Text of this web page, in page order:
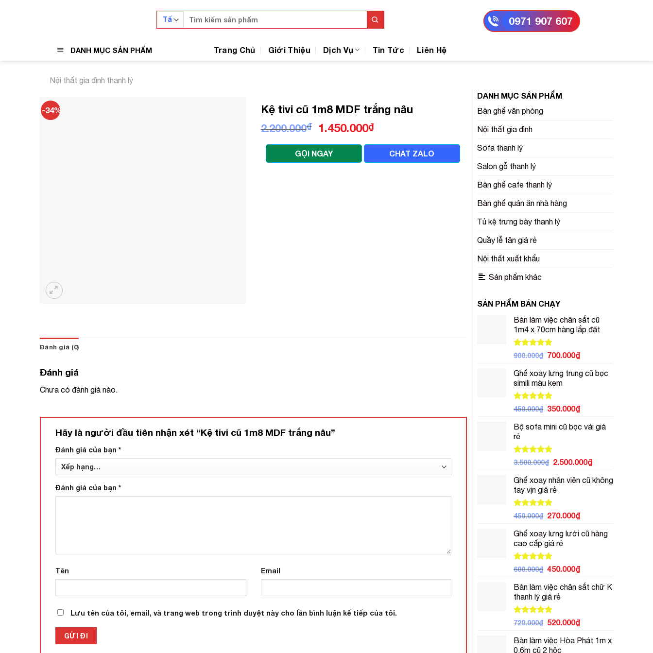
Tìm
kiếm:
0971 907 607
DANH MỤC SẢN PHẨM Trang Chủ Giới Thiệu Dịch Vụ Tin Tức Liên Hệ
Nội thất gia đình thanh lý
DANH MỤC SẢN PHẨM
Bàn ghế văn phòng
Nội thất gia đình
Sofa thanh lý
Salon gỗ thanh lý
Bàn ghế cafe thanh lý
Bàn ghế quán ăn nhà hàng
Tủ kệ trưng bày thanh lý
Quầy lễ tân giá rẻ
Nội thất xuất khẩu
Sản phẩm khác
SẢN PHẨM BÁN CHẠY
Bàn làm việc chân sắt cũ
1m4 x 70cm hàng lắp đặt
Được xếp
5.00
5 sao
900.000₫ Giá
là:
900.000₫.
700.000₫Giá
tại
Ghế xoay lưng trung cũ bọc
simili màu kem
Được xếp
5.00
5 sao
450.000₫ Giá
là:
350.000₫Giá
tại
Bộ sofa mini cũ bọc vải giá
rẻ
Được xếp
5 sao
3.500.000₫ Giá
là:
3.500.000₫.
2.500.000₫Giá
tại
Ghế xoay nhân viên cũ không
tay vịn giá rẻ
Được xếp
5.00
5 sao
450.000₫ Giá
là:
450.000₫.
270.000₫Giá
tại
Ghế xoay lưng lưới cũ hàng
cao cấp giá rẻ
Được xếp
5.00
5 sao
600.000₫ Giá
là:
600.000₫.
450.000₫Giá
tại
Bàn làm việc chân sắt chữ K
thanh lý giá rẻ
Được xếp
5.00
5 sao
720.000₫ Giá
là:
520.000₫Giá
tại
Bàn làm việc Hòa Phát 1m x
0.6m cũ 2 hộc
-34% Kệ tivi cũ 1m8 MDF trắng nâu
2.200.000₫
Giá
là:
2.200.000₫.
1.450.000₫Giá
là:
GỌI NGAY CHAT ZALO
Đánh giá (0)
Đánh giá
Chưa có đánh giá nào.
Hãy là người đầu tiên nhận xét “Kệ tivi cũ 1m8 MDF trắng nâu”
Đánh giá của bạn *
Đánh giá của bạn *
Tên Email
Lưu tên của tôi, email, và trang web trong trình duyệt này cho lần bình luận kế tiếp của tôi.